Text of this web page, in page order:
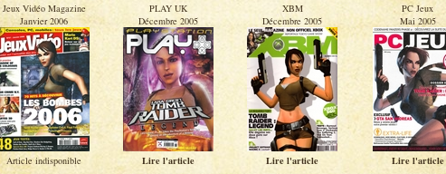
Jeux Vidéo Magazine
Janvier 2006
Article indisponible
PLAY UK
Décembre 2005
Lire l'article
XBM
Décembre 2005
Lire l'article
PC Jeux
Mai 2005
Lire l'article